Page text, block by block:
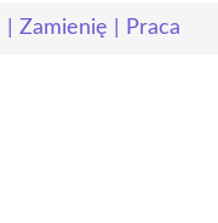
| Zamienię | Praca